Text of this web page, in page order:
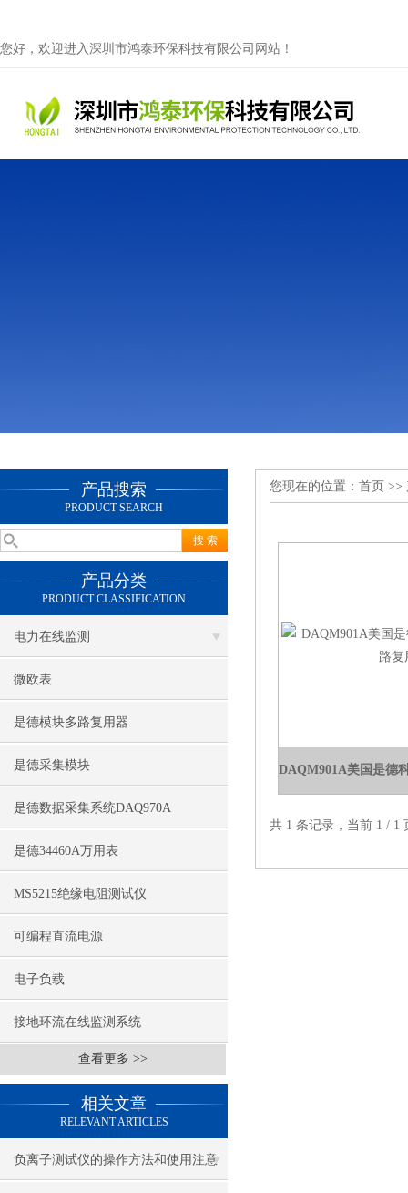
您好，欢迎进入深圳市鸿泰环保科技有限公司网站！
产品搜索
PRODUCT SEARCH
产品分类
PRODUCT CLASSIFICATION
电力在线监测
微欧表
是德模块多路复用器
是德采集模块
是德数据采集系统DAQ970A
是德34460A万用表
MS5215绝缘电阻测试仪
可编程直流电源
电子负载
接地环流在线监测系统
查看更多 >>
相关文章
RELEVANT ARTICLES
负离子测试仪的操作方法和使用注意
您现在的位置： 首页 >>
共 1 条记录，当前 1 /